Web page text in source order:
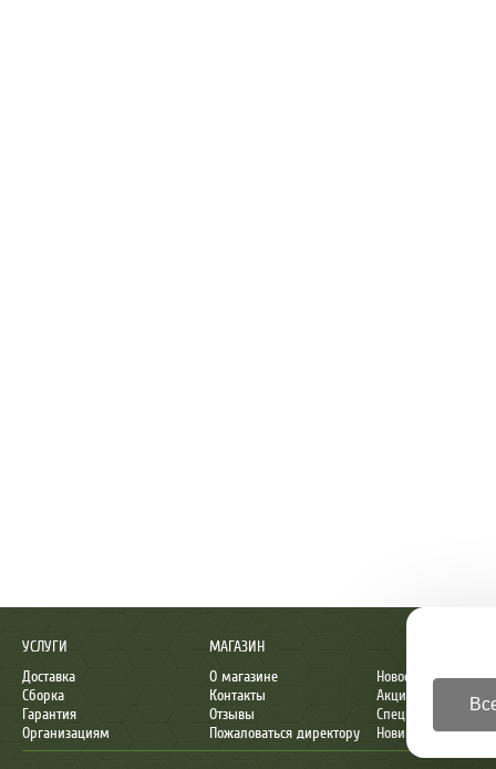
УСЛУГИ
Доставка
Сборка
Гарантия
Организациям
МАГАЗИН
О магазине
Контакты
Отзывы
Пожаловаться директору
Новости
Акции
Спецпредложения
Новинки